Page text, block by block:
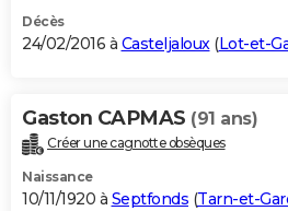
Décès
24/02/2016 à Casteljaloux(Lot-et-
Gaston CAPMAS (91 ans)
Créer une cagnotte obsèques
Naissance
10/11/1920 à Septfonds (Tarn-et-